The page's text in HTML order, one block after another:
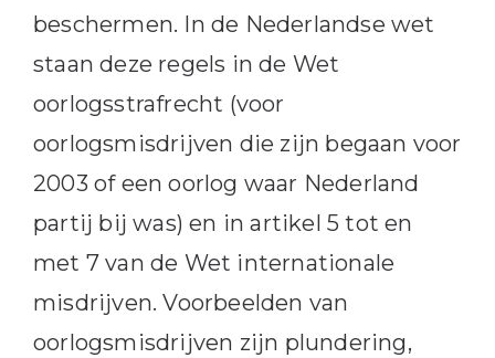
beschermen. In de Nederlandse wet
staan deze regels in de Wet
oorlogsstrafrecht (voor
oorlogsmisdrijven die zijn begaan voor
2003 of een oorlog waar Nederland
partij bij was) en in artikel 5 tot en
met 7 van de Wet internationale
misdrijven. Voorbeelden van
oorlogsmisdrijven zijn plundering,